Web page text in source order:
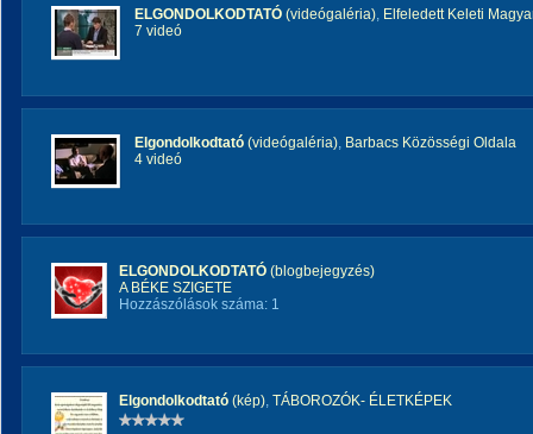
ELGONDOLKODTATÓ (videógaléria), Elfeledett Keleti
7 videó
Elgondolkodtató (videógaléria), Barbacs Közösségi Oldala
4 videó
ELGONDOLKODTATÓ (blogbejegyzés)
A BÉKE SZIGETE
Hozzászólások száma: 1
Elgondolkodtató (kép), TÁBOROZÓK- ÉLETKÉPEK